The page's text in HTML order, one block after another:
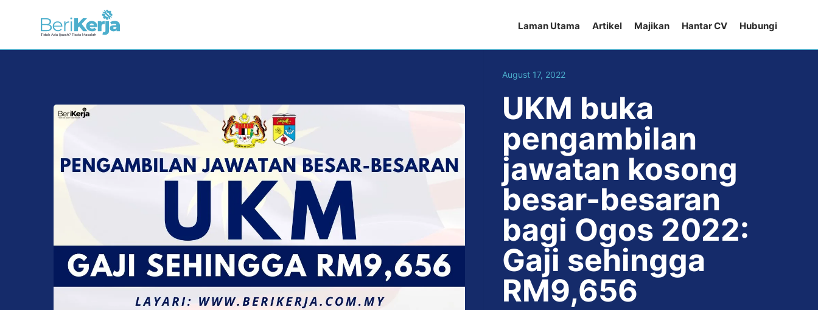
Laman Utama Artikel Majikan Hantar CV Hubungi
August 17, 2022
UKM buka
pengambilan
jawatan kosong
besar-besaran
bagi Ogos 2022:
Gaji sehingga
RM9,656